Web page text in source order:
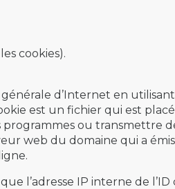
cookies).
d’Internet en utilisant
est un fichier qui est
ou transmettre
web du domaine qui a
l’adresse IP interne de l’ID